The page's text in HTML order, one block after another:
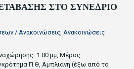
ΣΤΟ ΣΥΝΕΔΡΙΟ
/ Ανακοινώσεις Ανακοινώσεις
1:00 μμ, Μέρος
Π.Θ, Αμπλιανη (έξω από το